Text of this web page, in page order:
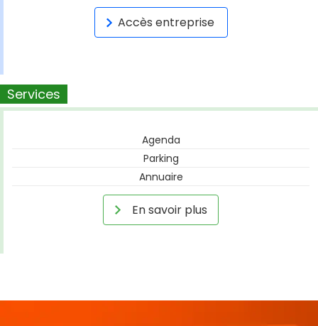
Accès entreprise
Services
Agenda
Parking
Annuaire
En savoir plus